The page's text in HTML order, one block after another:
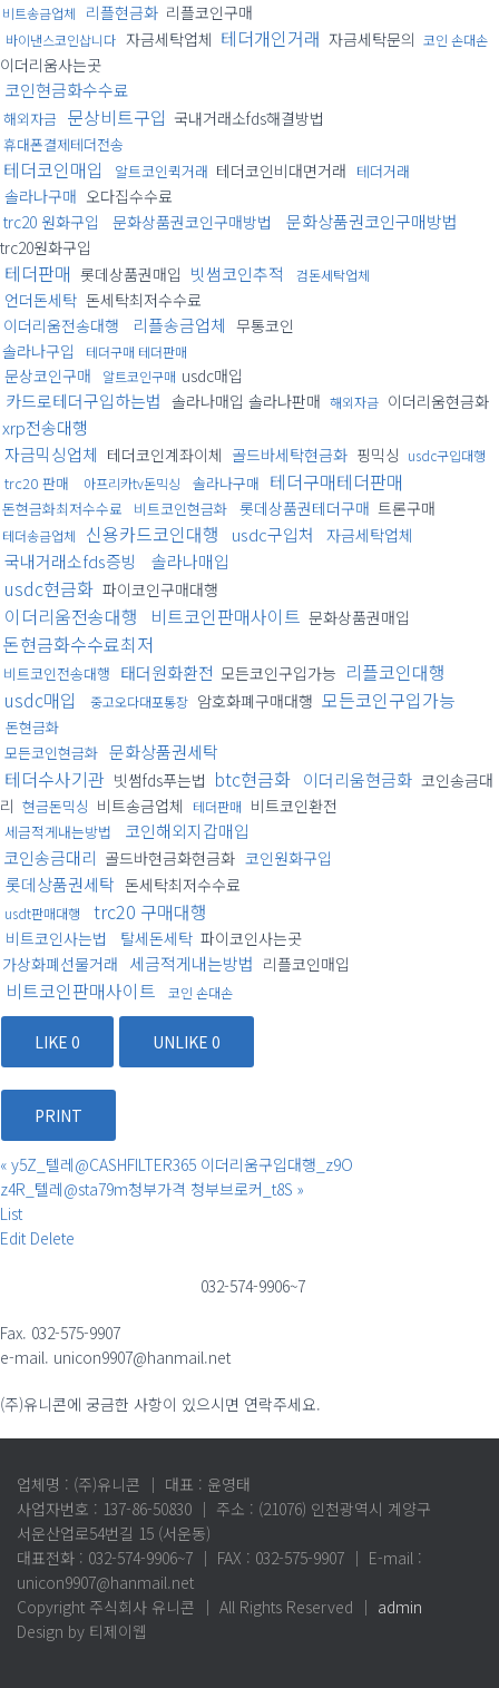
비트송금업체 리플현금화 리플코인구매
바이낸스코인삽니다 자금세탁업체 테더개인거래 자금세탁문의 코인 손대손
이더리움사는곳
코인현금화수수료
해외자금 문상비트구입 국내거래소fds해결방법
휴대폰결제테더전송
테더코인매입 알트코인퀵거래 테더코인비대면거래 테더거래
솔라나구매 오다집수수료
trc20 원화구입
문화상품권코인구매방법 문화상품권코인구매방법
trc20원화구입
테더판매 롯데상품권매입 빗썸코인추적 검돈세탁업체
언더돈세탁 돈세탁최저수수료
이더리움전송대행
리플송금업체 무통코인
솔라나구입
테더구매 테더판매
문상코인구매 알트코인구매 usdc매입
카드로테더구입하는법 솔라나매입 솔라나판매 해외자금 이더리움현금화
xrp전송대행
자금믹싱업체 테더코인계좌이체 골드바세탁현금화 핑믹싱 usdc구입대행
trc20 판매 아프리카tv돈믹싱 솔라나구매 테더구매테더판매
돈현금화최저수수료 비트코인현금화 롯데상품권테더구매 트론구매
테더송금업체 신용카드코인대행 usdc구입처 자금세탁업체
국내거래소fds증빙 솔라나매입
usdc현금화 파이코인구매대행
이더리움전송대행 비트코인판매사이트 문화상품권매입
돈현금화수수료최저
비트코인전송대행 태더원화환전 모든코인구입가능 리플코인대행
usdc매입
중고오다대포통장 암호화폐구매대행 모든코인구입가능
돈현금화
모든코인현금화 문화상품권세탁
테더수사기관 빗썸fds푸는법 btc현금화 이더리움현금화 코인송금대
리 현금돈믹싱 비트송금업체 테더판매 비트코인환전
세금적게내는방법
코인해외지갑매입
코인송금대리 골드바현금화현금화 코인원화구입
롯데상품권세탁 돈세탁최저수수료
usdt판매대행 trc20 구매대행
비트코인사는법 탈세돈세탁 파이코인사는곳
가상화폐선물거래 세금적게내는방법 리플코인매입
비트코인판매사이트 코인 손대손
LIKE 0 UNLIKE 0
PRINT
« y5Z_텔레@CASHFILTER365 이더리움구입대행_z9O
z4R_텔레@sta79m청부가격 청부브로커_t8S »
List
Edit Delete
032-574-9906~7
Fax. 032-575-9907
e-mail. unicon9907@hanmail.net
(주)유니콘에 궁금한 사항이 있으시면 연락주세요.
업체명 : (주)유니콘 ｜ 대표 : 윤영태
사업자번호 : 137-86-50830 ｜ 주소 : (21076) 인천광역시 계양구
서운산업로54번길 15 (서운동)
대표전화 : 032-574-9906~7 ｜ FAX : 032-575-9907 ｜ E-mail :
unicon9907@hanmail.net
Copyright 주식회사 유니콘 ｜ All Rights Reserved ｜ admin
Design by 티제이웹